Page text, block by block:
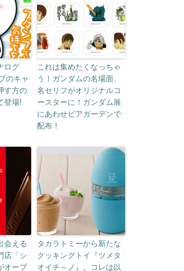
ログ
のキャ
す方の
登場!
これは集めたくなっちゃ
う！ガンダムの名場面、
名セリフがオリジナルコ
ースターに！ガンダム展
にあわせビアガーデンで
配布！
会える
店「シ
オープ
タカラトミーから新たな
クッキングトイ『ツメタ
オイチ～ノ』。コレは以